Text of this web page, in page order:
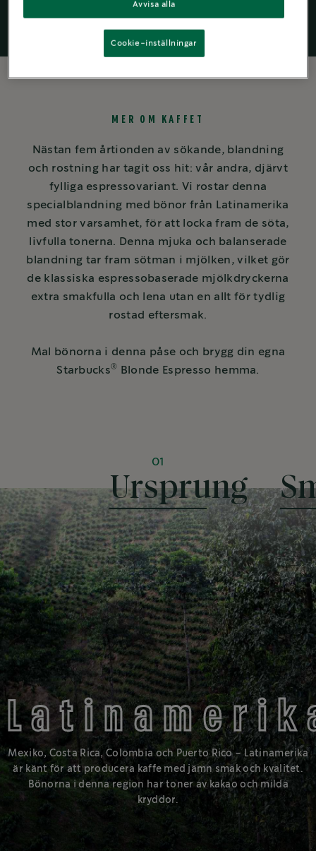
MER OM KAFFET
Nästan fem årtionden av sökande, blandning
och rostning har tagit oss hit: vår andra, djärvt
fylliga espressovariant. Vi rostar denna
specialblandning med bönor från Latinamerika
med stor varsamhet, för att locka fram de söta,
livfulla tonerna. Denna mjuka och balanserade
blandning tar fram sötman i mjölken, vilket gör
de klassiska espressobaserade mjölkdryckerna
extra smakfulla och lena utan en allt för tydlig
rostad eftersmak.
Mal bönorna i denna påse och brygg din egna
Starbucks® Blonde Espresso hemma.
01
Ursprung
Mexiko, Costa Rica, Colombia och Puerto Rico – Latinamerika
är känt för att producera kaffe med jämn smak och kvalitet.
Bönorna i denna region har toner av kakao och milda
kryddor.
SMAKRIKT MED KARAMELLTONER
LJUSROST
Starbucks
Ljusrost har en lättare och mildare smak på den ljusa
sidan av rostprofilerna.
Lär dig mer
Avvisa alla
Cookie-inställningar